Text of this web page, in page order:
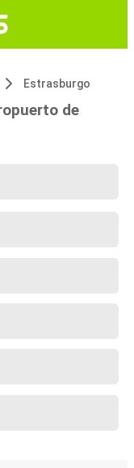
Estrasburgo
de